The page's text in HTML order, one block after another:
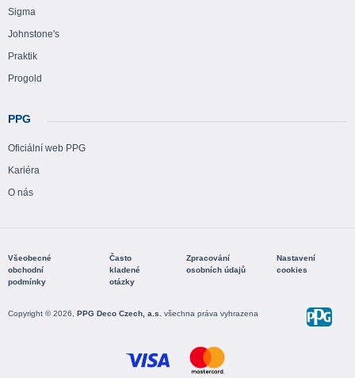
Sigma
Johnstone's
Praktik
Progold
PPG
Oficiální web PPG
Kariéra
O nás
Všeobecné
obchodní
podmínky
Často
kladené
otázky
Zpracování
osobních údajů
Nastavení
cookies
Copyright © 2026, PPG Deco Czech, a.s. všechna práva vyhrazena